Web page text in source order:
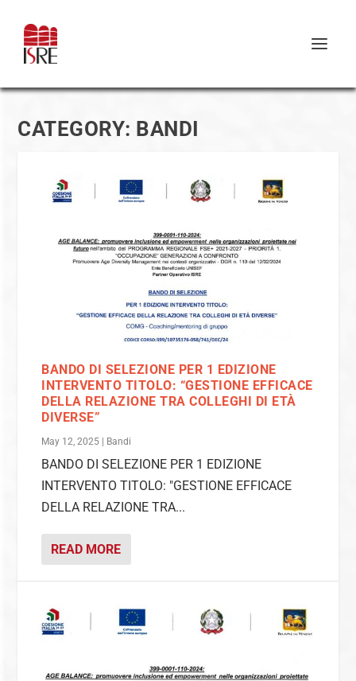
CATEGORY: BANDI
BANDO DI SELEZIONE PER 1 EDIZIONE
INTERVENTO TITOLO: “GESTIONE EFFICACE
DELLA RELAZIONE TRA COLLEGHI DI ETÀ
DIVERSE”
May 12, 2025 | Bandi
BANDO DI SELEZIONE PER 1 EDIZIONE
INTERVENTO TITOLO: "GESTIONE EFFICACE
DELLA RELAZIONE TRA...
READ MORE